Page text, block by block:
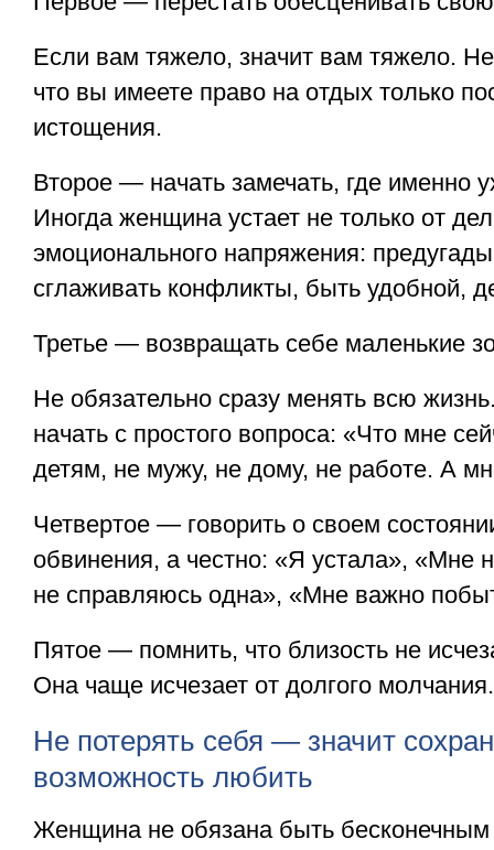
Если вам тяжело, значит вам тяжело.
что вы имеете право на отдых только
истощения.
Второе — начать замечать, где именно
Иногда женщина устает не только от
эмоционального напряжения:
сглаживать конфликты, быть удобной,
Третье — возвращать себе маленькие
Не обязательно сразу менять всю
начать с простого вопроса: «Что мне
детям, не мужу, не дому, не работе. А
Четвертое — говорить о своем
обвинения, а честно: «Я устала», «Мне
не справляюсь одна», «Мне важно
Пятое — помнить, что близость не
Она чаще исчезает от долгого молчания.
Не потерять себя — значит
возможность любить
Женщина не обязана быть бесконечным